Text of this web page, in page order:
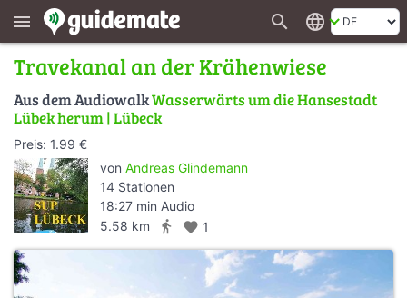
menu search language
Travekanal an der Krähenwiese
Aus dem AudiowalkWasserwärts um die Hansestadt
Lübek herum | Lübeck
Preis: 1.99 €
von Andreas Glindemann
14 Stationen
18:27 min Audio
5.58 km
directions_walk favorite 1